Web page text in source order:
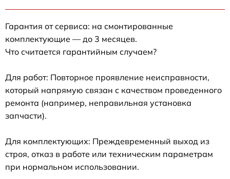
Гарантия от сервиса: на смонтированные
комплектующие — до 3 месяцев.
Что считается гарантийным случаем?
Для работ: Повторное проявление неисправности,
который напрямую связан с качеством проведенного
ремонта (например, неправильная установка
запчасти).
Для комплектующих: Преждевременный выход из
строя, отказ в работе или техническим параметрам
при нормальном использовании.